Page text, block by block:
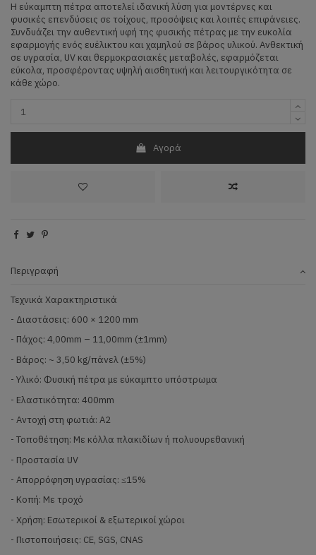
Η εύκαμπτη πέτρα αποτελεί ιδανική λύση για μοντέρνες και
φυσικές επενδύσεις σε τοίχους, προσόψεις και λοιπές επιφάνειες.
Συνδυάζει την αυθεντική υφή της φυσικής πέτρας με την ευκολία
εφαρμογής ενός ευέλικτου και χαμηλού σε βάρος υλικού. Ανθεκτική
σε υγρασία, UV και θερμοκρασιακές μεταβολές, εφαρμόζεται
εύκολα, προσφέροντας υψηλή αισθητική και λειτουργικότητα σε
κάθε χώρο.
Αγορά
Περιγραφή
Τεχνικά Χαρακτηριστικά
- Διαστάσεις: 600 × 1200 mm
- Πάχος: 4,00mm – 11,00mm (±1mm)
- Βάρος: ~ 3,50 kg/πάνελ (±5%)
- Υλικό: Φυσική πέτρα με εύκαμπτο υπόστρωμα
- Ελαστικότητα: 400mm
- Αντοχή στη φωτιά: Α2
- Τοποθέτηση: Με κόλλα πλακιδίων ή πολυουρεθανική
- Προστασία UV
- Απορρόφηση υγρασίας: ≤15%
- Κοπή: Με τροχό
- Χρήση: Εσωτερικοί & εξωτερικοί χώροι
- Πιστοποιήσεις: CE, SGS, CNAS